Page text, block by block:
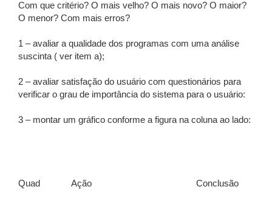
Com que critério? O mais velho? O mais novo? O maior?
O menor? Com mais erros?
1 – avaliar a qualidade dos programas com uma análise
suscinta ( ver item a);
2 – avaliar satisfação do usuário com questionários para
verificar o grau de importância do sistema para o usuário:
3 – montar um gráfico conforme a figura na coluna ao lado:
Quad Ação Conclusão